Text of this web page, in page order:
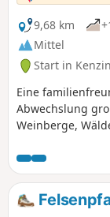
9,68 km
Mittel
Start in
Eine
Abwechslung
Weinberge,
eigenes